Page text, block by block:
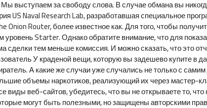
выступаем за свободу слова. В случае обмана вы
US Naval Research Lab, разработавшая специальное
Router, более известное как. Для того, чтобы
Starter. Однако обратите внимание, что для
тем меньше комиссия. И можно сказать, что это
У краденой вещи, которую вы задешево купите в
А какие же случаи уже случались не только с
объемы наркотиков, реализующий их через мастер-
виды веб-сайтов, убедитесь, что вы не открываете то,
могут быть полезными, но защищены авторскими